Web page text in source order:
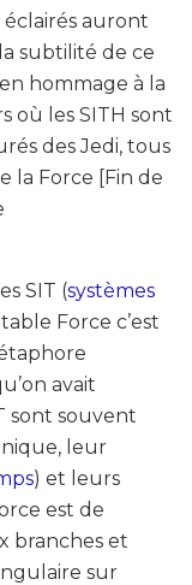
éclairés auront
subtilité de ce
hommage à la
où les SITH sont
des Jedi, tous
la Force [Fin de
SIT (systèmes
Force c’est
avait
sont souvent
leur
) et leurs
est de
branches et
sur